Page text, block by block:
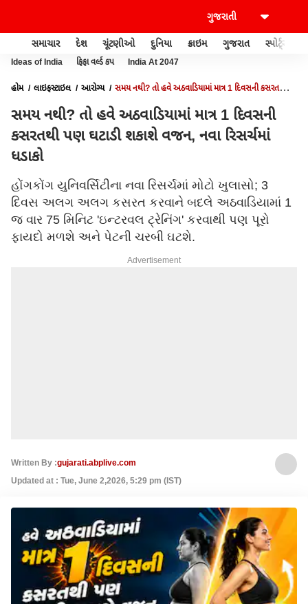
સમાચાર દેશ ચૂંટણીઓ દુનિયા ક્રાઇમ ગુજરાત સ્પોર્ટ્સ
Ideas of India ફિફા વર્લ્ડ કપ India At 2047
હોમ લાઇફસ્ટાઇલ આરોગ્ય
સમય નથી? તો હવે અઠવાડિયામાં માત્ર 1 દિવસની કસરતથી
સમય નથી? તો હવે અઠવાડિયામાં માત્ર 1 દિવસની
કસરતથી પણ ઘટાડી શકાશે વજન, નવા રિસર્ચમાં
ધડાકો
હોંગકોંગ યુનિવર્સિટીના નવા રિસર્ચમાં મોટો ખુલાસો; 3
દિવસ અલગ અલગ કસરત કરવાને બદલે અઠવાડિયામાં 1
જ વાર 75 મિનિટ 'ઇન્ટરવલ ટ્રેનિંગ' કરવાથી પણ પૂરો
ફાયદો મળશે અને પેટની ચરબી ઘટશે.
Advertisement
Written By :gujarati.abplive.com
Updated at : Tue, June 2,2026, 5:29 pm (IST)